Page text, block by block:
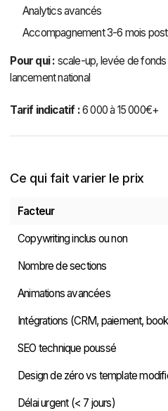
Analytics avancés
Accompagnement 3-6 mois
Pour qui : scale-up, levée de
lancement national
Tarif indicatif :6 000 à 15 000€+
Ce qui fait varier le prix
Facteur
Copywriting inclus ou non
Nombre de sections
Animations avancées
Intégrations (CRM, paiement,
SEO technique poussé
Design de zéro vs template
Délai urgent (< 7 jours)